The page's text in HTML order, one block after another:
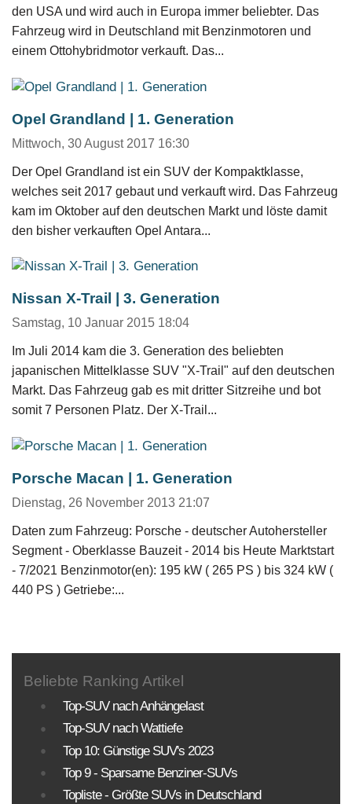
den USA und wird auch in Europa immer beliebter. Das
Fahrzeug wird in Deutschland mit Benzinmotoren und
einem Ottohybridmotor verkauft. Das...
Opel Grandland | 1. Generation
Mittwoch, 30 August 2017 16:30
Der Opel Grandland ist ein SUV der Kompaktklasse,
welches seit 2017 gebaut und verkauft wird. Das Fahrzeug
kam im Oktober auf den deutschen Markt und löste damit
den bisher verkauften Opel Antara...
Nissan X-Trail | 3. Generation
Samstag, 10 Januar 2015 18:04
Im Juli 2014 kam die 3. Generation des beliebten
japanischen Mittelklasse SUV "X-Trail" auf den deutschen
Markt. Das Fahrzeug gab es mit dritter Sitzreihe und bot
somit 7 Personen Platz. Der X-Trail...
Porsche Macan | 1. Generation
Dienstag, 26 November 2013 21:07
Daten zum Fahrzeug: Porsche - deutscher Autohersteller
Segment - Oberklasse Bauzeit - 2014 bis Heute Marktstart
- 7/2021 Benzinmotor(en): 195 kW ( 265 PS ) bis 324 kW (
440 PS ) Getriebe:...
Beliebte Ranking Artikel
Top-SUV nach Anhängelast
Top-SUV nach Wattiefe
Top 10: Günstige SUV's 2023
Top 9 - Sparsame Benziner-SUVs
Topliste - Größte SUVs in Deutschland